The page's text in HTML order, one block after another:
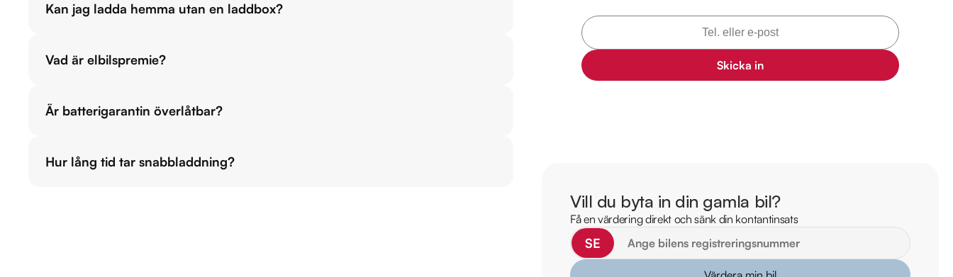
Kan jag ladda hemma utan en laddbox?
Vad är elbilspremie?
Är batterigarantin överlåtbar?
Hur lång tid tar snabbladdning?
Därför ska du välja Riddermark Bil Linköping:
* Störst i Sverige på begagnade bilar
* Erbjuder hemleverans i hela Sverige
* 14 dagars helförsäkring via Folksam
Leverans av din nya bil direkt till din dörr inom 24 timmar! Vi tar även hand om ditt
inbyte. Vill du se mer? Kontakta oss för fler bilder och videor.
RIDDERMARK BIL TRYGGHETSPAKET:
Skicka in
Vill du byta in din gamla bil?
Få en värdering direkt och sänk din kontantinsats
SE